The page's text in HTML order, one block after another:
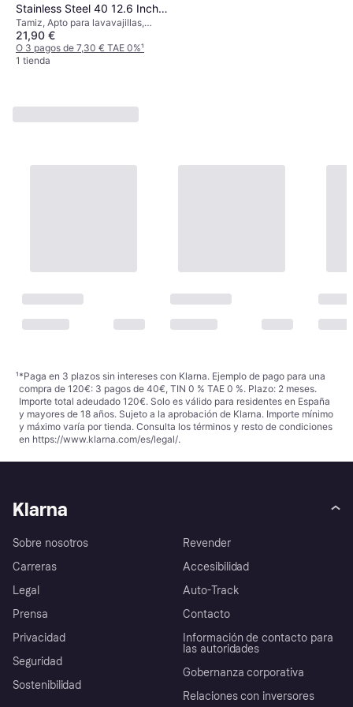
Stainless Steel 40 12.6 Inch
Tamiz
Tamiz, Apto para lavavajillas,
Acero inoxidable
21,90 €
O 3 pagos de 7,30 € TAE 0%¹
1 tienda
¹*Paga en 3 plazos sin intereses con Klarna. Ejemplo de pago para una
compra de 120€: 3 pagos de 40€, TIN 0 % TAE 0 %. Plazo: 2 meses.
Importe total adeudado 120€. Solo es válido para residentes en España
y mayores de 18 años. Sujeto a la aprobación de Klarna. Importe mínimo
y máximo varía por tienda. Consulta los términos y resto de condiciones
en https://www.klarna.com/es/legal/.
Klarna
Sobre nosotros
Carreras
Legal
Prensa
Privacidad
Seguridad
Sostenibilidad
Revender
Accesibilidad
Auto-Track
Contacto
Información de contacto para
las autoridades
Gobernanza corporativa
Relaciones con inversores